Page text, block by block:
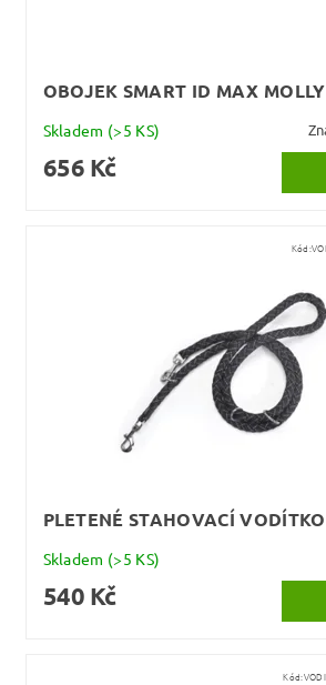
OBOJEK SMART ID MAX MOLLY
Skladem (>5 KS)
656 Kč
Kód:
PLETENÉ STAHOVACÍ
Skladem (>5 KS)
540 Kč
Kód: